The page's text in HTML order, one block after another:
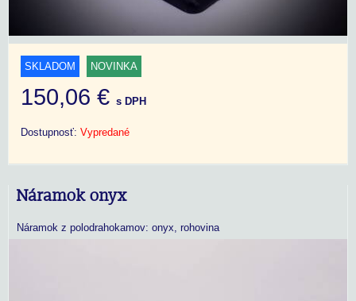
SKLADOM NOVINKA
150,06 € s DPH
Dostupnosť: Vypredané
Náramok onyx
Náramok z polodrahokamov: onyx, rohovina